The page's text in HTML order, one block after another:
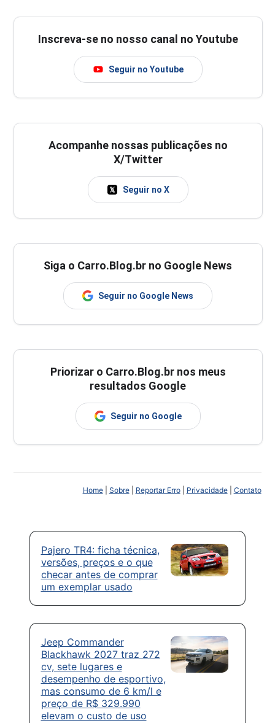
Inscreva-se no nosso canal no Youtube
Seguir no Youtube
Acompanhe nossas publicações no
X/Twitter
Seguir no X
Siga o Carro.Blog.br no Google News
Seguir no Google News
Priorizar o Carro.Blog.br nos meus
resultados Google
Seguir no Google
Home| Sobre| Reportar Erro| Privacidade| Contato
Pajero TR4: ficha técnica,
versões, preços e o que
checar antes de comprar
um exemplar usado
Jeep Commander
Blackhawk 2027 traz 272
cv, sete lugares e
desempenho de esportivo,
mas consumo de 6 km/l e
preço de R$ 329.990
elevam o custo de uso